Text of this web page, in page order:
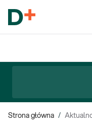
Strona główna /